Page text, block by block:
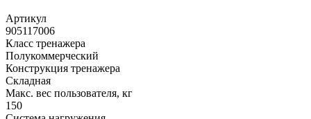
Артикул
905117006
Класс тренажера
Полукоммерческий
Конструкция тренажера
Складная
Макс. вес пользователя, кг
150